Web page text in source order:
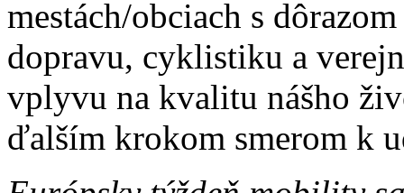
mestách/obciach s
dopravu, cyklistiku a
vplyvu na kvalitu nášho
ďalším krokom smerom k